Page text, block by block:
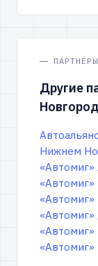
Другие
Нижнем
«Автомиг»